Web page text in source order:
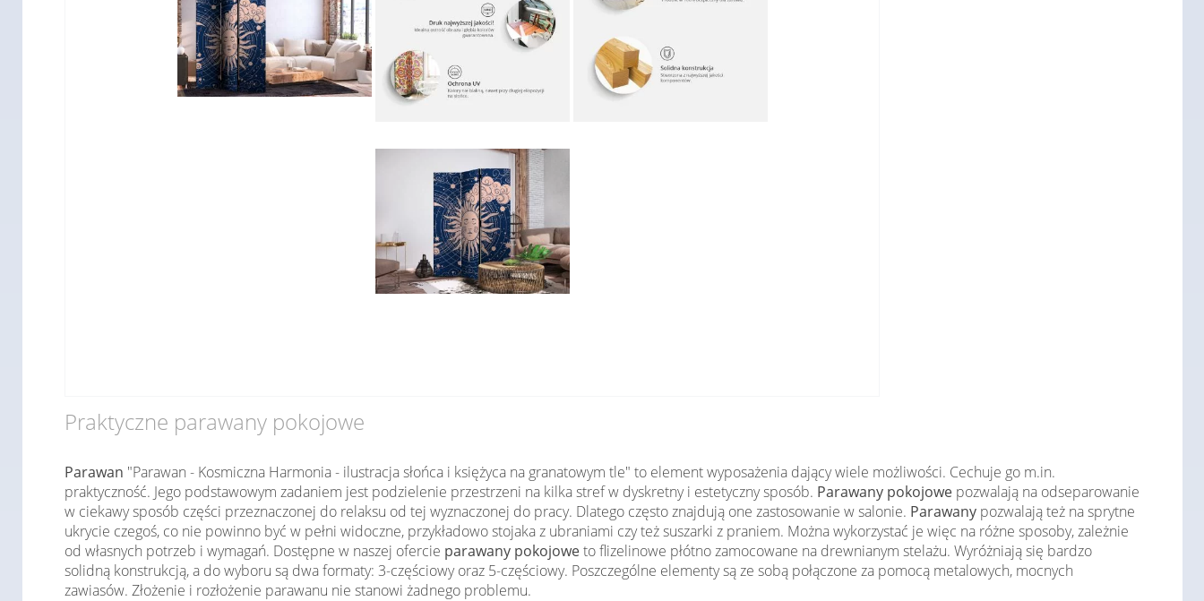
Praktyczne parawany pokojowe
Parawan "Parawan - Kosmiczna Harmonia - ilustracja słońca i księżyca na granatowym tle" to element wyposażenia dający wiele możliwości. Cechuje go m.in.
praktyczność. Jego podstawowym zadaniem jest podzielenie przestrzeni na kilka stref w dyskretny i estetyczny sposób. Parawany pokojowe pozwalają na odseparowanie
w ciekawy sposób części przeznaczonej do relaksu od tej wyznaczonej do pracy. Dlatego często znajdują one zastosowanie w salonie. Parawany pozwalają też na sprytne
ukrycie czegoś, co nie powinno być w pełni widoczne, przykładowo stojaka z ubraniami czy też suszarki z praniem. Można wykorzystać je więc na różne sposoby, zależnie
od własnych potrzeb i wymagań. Dostępne w naszej ofercie parawany pokojoweto flizelinowe płótno zamocowane na drewnianym stelażu. Wyróżniają się bardzo
solidną konstrukcją, a do wyboru są dwa formaty: 3-częściowy oraz 5-częściowy. Poszczególne elementy są ze sobą połączone za pomocą metalowych, mocnych
zawiasów. Złożenie i rozłożenie parawanu nie stanowi żadnego problemu.